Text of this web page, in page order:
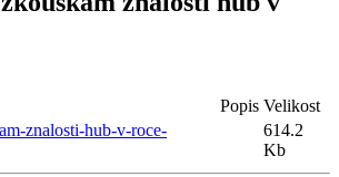
Popis Velikost
znalosti-hub-v-roce-
614.2
Kb